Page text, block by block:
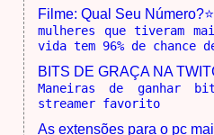
Filme: Qual Seu
mulheres que tiveram
vida tem 96% de chance
BITS DE GRAÇA NA
Maneiras de ganhar
streamer favorito
As extensões para o pc